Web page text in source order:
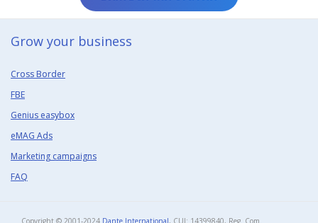
Grow your business​
Cross Border
FBE
Genius easybox
eMAG Ads
Marketing campaigns
FAQ
Copyright © 2001-2024 Dante International, CUI: 14399840, Reg. Com.